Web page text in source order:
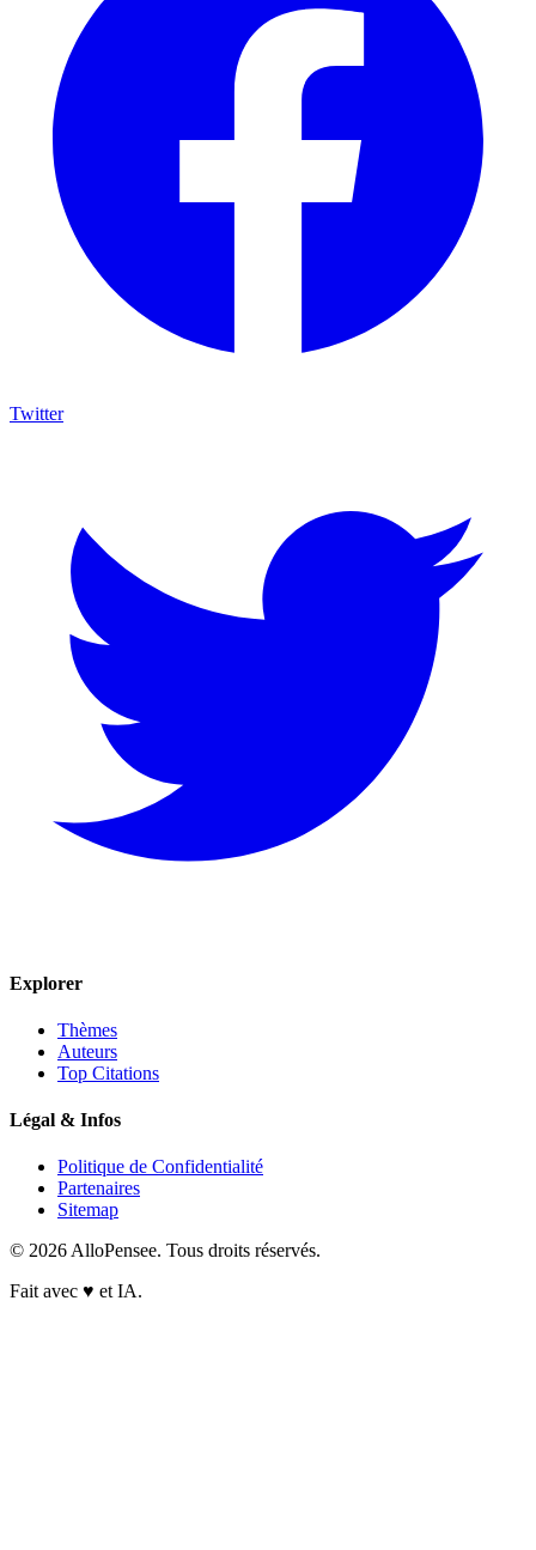
Twitter
Explorer
Thèmes
Auteurs
Top Citations
Légal & Infos
Politique de Confidentialité
Partenaires
Sitemap
© 2026 AlloPensee. Tous droits réservés.
Fait avec ♥ et IA.